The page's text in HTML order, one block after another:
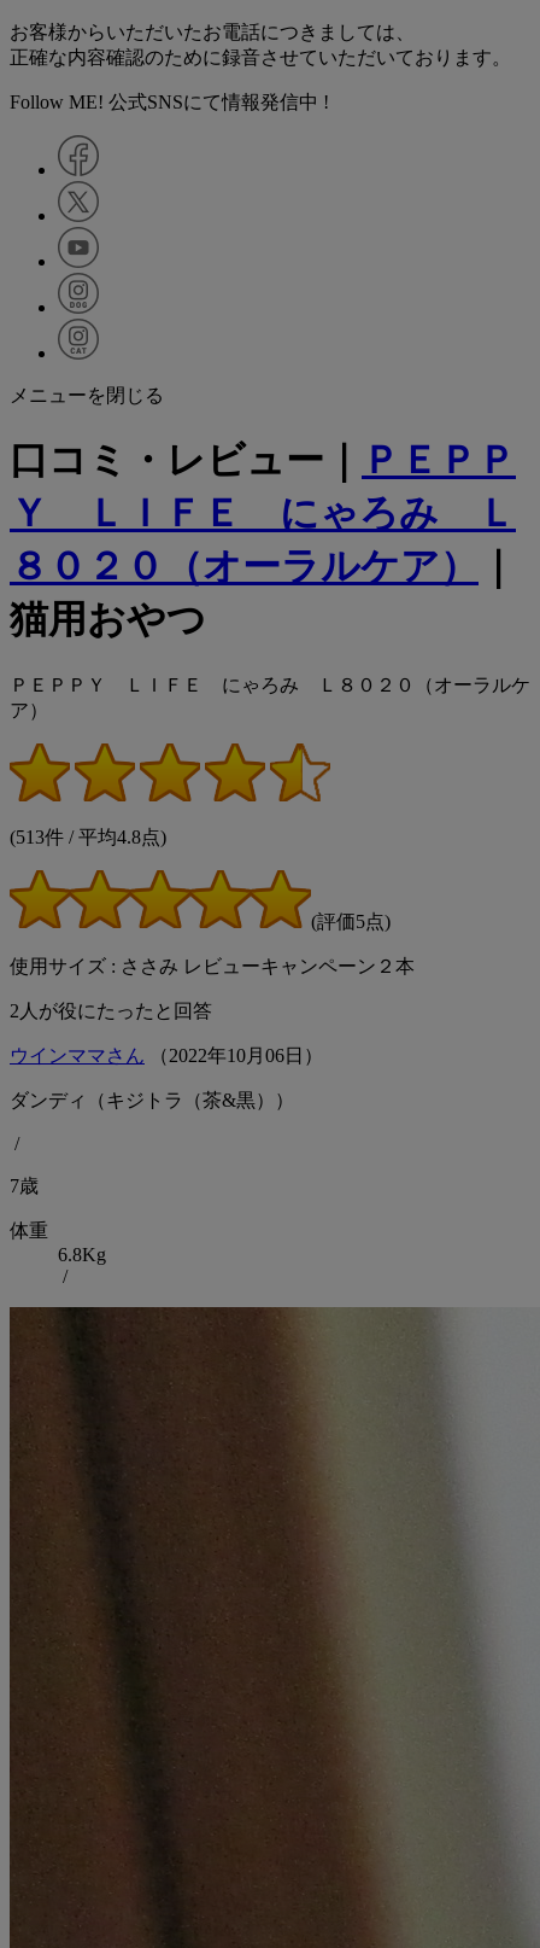
お客様からいただいたお電話につきましては、
正確な内容確認のために録音させていただいております。
Follow ME! 公式SNSにて情報発信中 !
メニューを閉じる
口コミ・レビュー｜
ＰＥＰＰ
Ｙ ＬＩＦＥ にゃろみ Ｌ
８０２０（オーラルケア）
猫用おやつ
ＰＥＰＰＹ ＬＩＦＥ にゃろみ Ｌ８０２０（オーラルケ
ア）
(513件 / 平均4.8点)
(評価5点)
使用サイズ : ささみ レビューキャンペーン２本
2 人が役にたったと回答
ウインママさん （2022年10月 06日）
ダンディ（キジトラ（茶&黒））
/
7歳
体重
6.8Kg
/